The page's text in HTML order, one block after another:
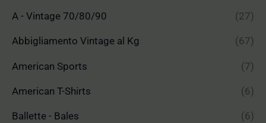
A - Vintage 70/80/90 (27)
Abbigliamento Vintage al Kg (67)
American Sports (7)
American T-Shirts (6)
Ballette - Bales (6)